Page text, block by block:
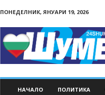
ПОНЕДЕЛНИК, ЯНУАРИ 19, 2026
НАЧАЛО ПОЛИТИКА